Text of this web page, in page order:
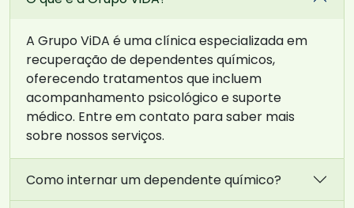
A Grupo ViDA é uma clínica especializada em
recuperação de dependentes químicos,
oferecendo tratamentos que incluem
acompanhamento psicológico e suporte
médico. Entre em contato para saber mais
sobre nossos serviços.
Como internar um dependente químico?